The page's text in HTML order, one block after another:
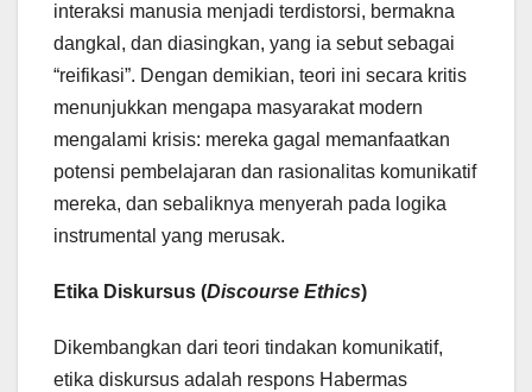
interaksi manusia menjadi terdistorsi, bermakna
dangkal, dan diasingkan, yang ia sebut sebagai
“reifikasi”. Dengan demikian, teori ini secara kritis
menunjukkan mengapa masyarakat modern
mengalami krisis: mereka gagal memanfaatkan
potensi pembelajaran dan rasionalitas komunikatif
mereka, dan sebaliknya menyerah pada logika
instrumental yang merusak.
Etika Diskursus (Discourse Ethics)
Dikembangkan dari teori tindakan komunikatif,
etika diskursus adalah respons Habermas